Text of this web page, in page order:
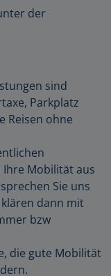
der
sind
Parkplatz
Reisen ohne
Mobilität aus
Sie uns
dann mit
bzw
die gute Mobilität